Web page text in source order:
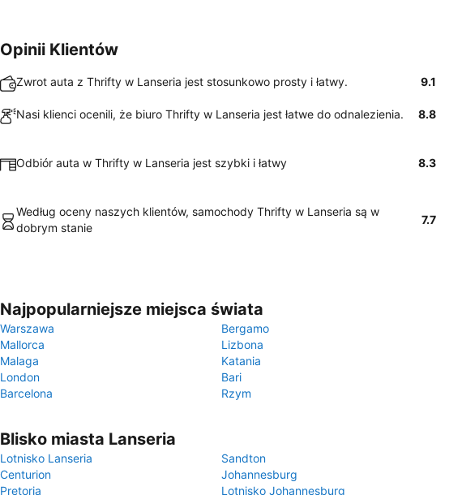
Opinii Klientów
Zwrot auta z Thrifty w Lanseria jest stosunkowo prosty i łatwy. 9.1
Nasi klienci ocenili, że biuro Thrifty w Lanseria jest łatwe do odnalezienia. 8.8
Odbiór auta w Thrifty w Lanseria jest szybki i łatwy 8.3
Według oceny naszych klientów, samochody Thrifty w Lanseria są w
dobrym stanie
7.7
Najpopularniejsze miejsca świata
Warszawa
Bergamo
Mallorca
Lizbona
Malaga
Katania
London
Bari
Barcelona
Rzym
Blisko miasta Lanseria
Lotnisko Lanseria
Sandton
Centurion
Johannesburg
Pretoria
Lotnisko Johannesburg